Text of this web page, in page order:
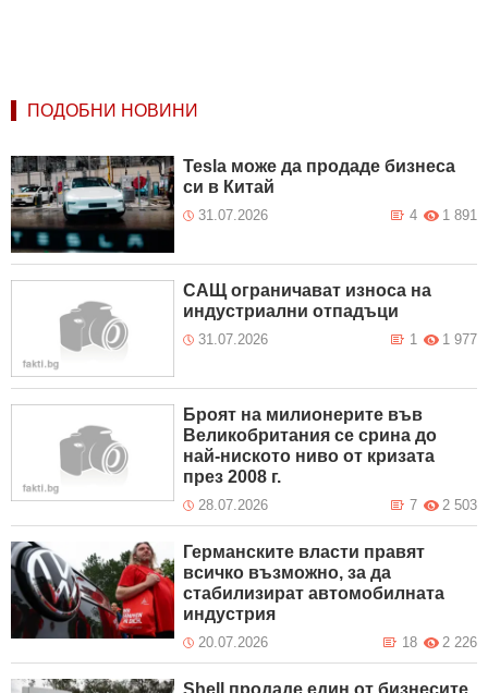
ПОДОБНИ НОВИНИ
Tesla може да продаде бизнеса
си в Китай
31.07.2026 1 891
4
САЩ ограничават износа на
индустриални отпадъци
31.07.2026 1 977
1
Броят на милионерите във
Великобритания се срина до
най-ниското ниво от кризата
през 2008 г.
28.07.2026 2 503
7
Германските власти правят
всичко възможно, за да
стабилизират автомобилната
индустрия
20.07.2026 2 226
18
Shell продаде един от бизнесите